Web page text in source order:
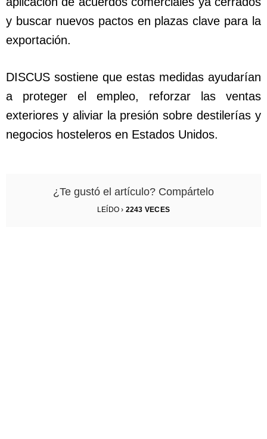
y buscar nuevos pactos en plazas clave para la
exportación.
DISCUS sostiene que estas medidas ayudarían
a proteger el empleo, reforzar las ventas
exteriores y aliviar la presión sobre destilerías y
negocios hosteleros en Estados Unidos.
¿Te gustó el artículo? Compártelo
LEÍDO › 2243 VECES